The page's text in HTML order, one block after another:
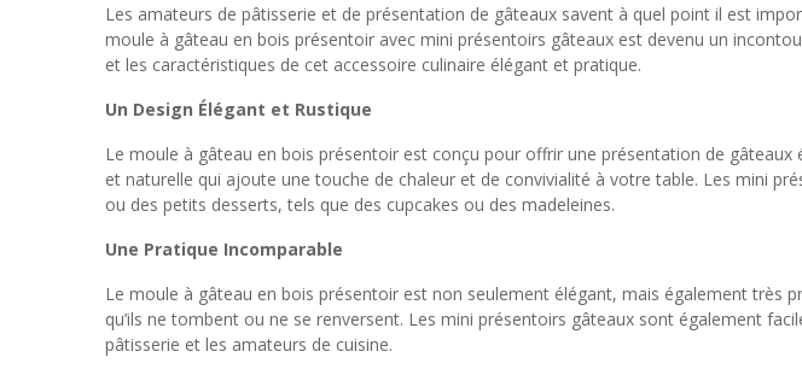
Les amateurs de pâtisserie et de présentation de gâteaux savent à quel point il est
moule à gâteau en bois présentoir avec mini présentoirs gâteaux est devenu un
et les caractéristiques de cet accessoire culinaire élégant et pratique.
Un Design Élégant et Rustique
Le moule à gâteau en bois présentoir est conçu pour offrir une présentation de
et naturelle qui ajoute une touche de chaleur et de convivialité à votre table. Les mini
ou des petits desserts, tels que des cupcakes ou des madeleines.
Une Pratique Incomparable
Le moule à gâteau en bois présentoir est non seulement élégant, mais également très
qu’ils ne tombent ou ne se renversent. Les mini présentoirs gâteaux sont également
pâtisserie et les amateurs de cuisine.